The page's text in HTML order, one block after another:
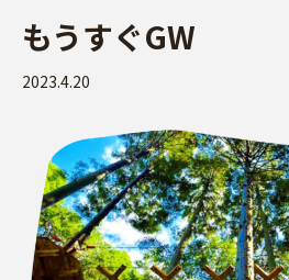
もうすぐGW
2023.4.20